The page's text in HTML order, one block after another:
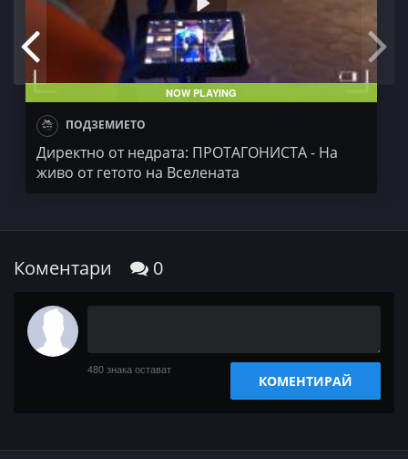
NOW PLAYING
ПОДЗЕМИЕТО
Директно от недрата: ПРОТАГОНИСТА - На
живо от гетото на Вселената
Коментари 0
480 знака остават
КОМЕНТИРАЙ